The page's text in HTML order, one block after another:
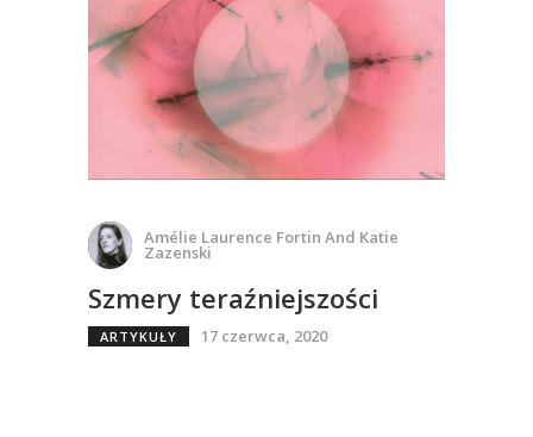
Amélie Laurence Fortin And Katie
Zazenski
Szmery teraźniejszości
ARTYKUŁY 17 czerwca, 2020